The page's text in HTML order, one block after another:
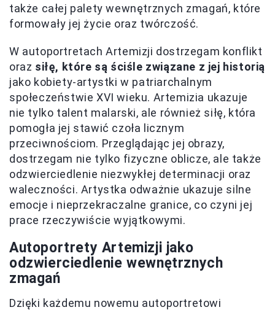
także całej palety wewnętrznych zmagań, które
formowały jej życie oraz twórczość.
W autoportretach Artemizji dostrzegam konflikt
oraz siłę, które są ściśle związane z jej historią
jako kobiety-artystki w patriarchalnym
społeczeństwie XVI wieku. Artemizia ukazuje
nie tylko talent malarski, ale również siłę, która
pomogła jej stawić czoła licznym
przeciwnościom. Przeglądając jej obrazy,
dostrzegam nie tylko fizyczne oblicze, ale także
odzwierciedlenie niezwykłej determinacji oraz
waleczności. Artystka odważnie ukazuje silne
emocje i nieprzekraczalne granice, co czyni jej
prace rzeczywiście wyjątkowymi.
Autoportrety Artemizji jako
odzwierciedlenie wewnętrznych
zmagań
Dzięki każdemu nowemu autoportretowi